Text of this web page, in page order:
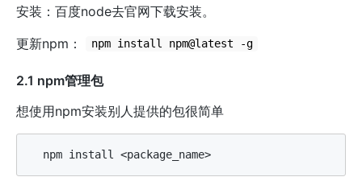
安装：百度node去官网下载安装。
更新npm：
npm install npm@latest -g
2.1 npm管理包
想使用npm安装别人提供的包很简单